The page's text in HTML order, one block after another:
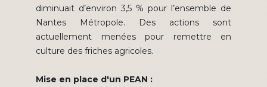
diminuait d’environ 3,5 % pour l’ensemble de
Nantes Métropole. Des actions sont
actuellement menées pour remettre en
culture des friches agricoles.
Mise en place d'un PEAN :